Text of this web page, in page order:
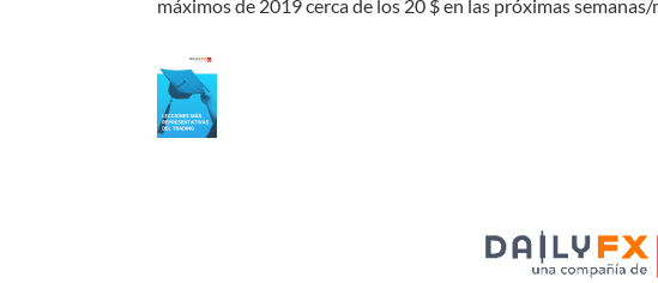
máximos de 2019 cerca de los 20 $ en las próximas semanas/